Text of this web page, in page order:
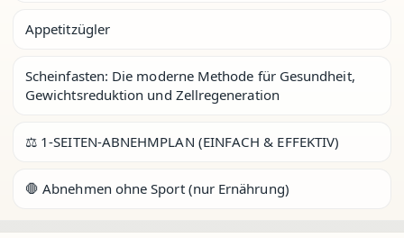
Appetitzügler
Scheinfasten: Die moderne Methode für Gesundheit,
Gewichtsreduktion und Zellregeneration
⚖️ 1-SEITEN-ABNEHMPLAN (EINFACH & EFFEKTIV)
🛑 Abnehmen ohne Sport (nur Ernährung)